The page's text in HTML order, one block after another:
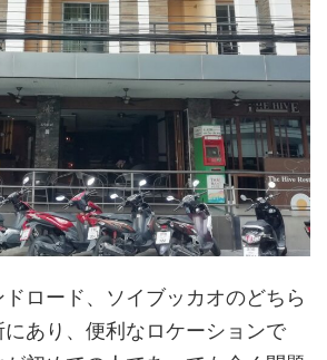
ロード、ソイブッカオのどちら
あり、便利なロケーションで